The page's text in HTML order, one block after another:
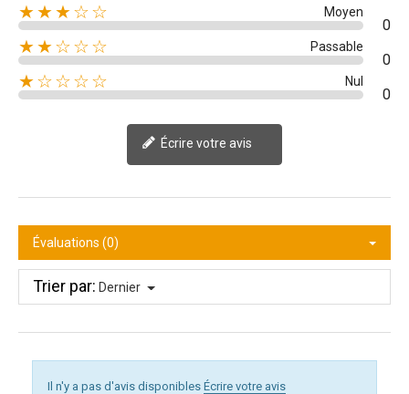
★★★☆☆ Moyen
0
★★☆☆☆ Passable
0
★☆☆☆☆ Nul
0
Écrire votre avis
Évaluations (0)
Trier par: Dernier
Il n'y a pas d'avis disponibles Écrire votre avis